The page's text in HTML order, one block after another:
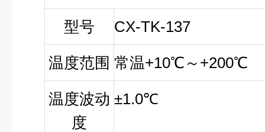
型号 CX-TK-137
温度范围 常温+10℃～+200℃
温度波动
度
±1.0℃